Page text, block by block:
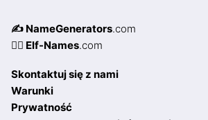
✍️ NameGenerators.com
🧝‍♀️ Elf-Names.com
Skontaktuj się z nami
Warunki
Prywatność